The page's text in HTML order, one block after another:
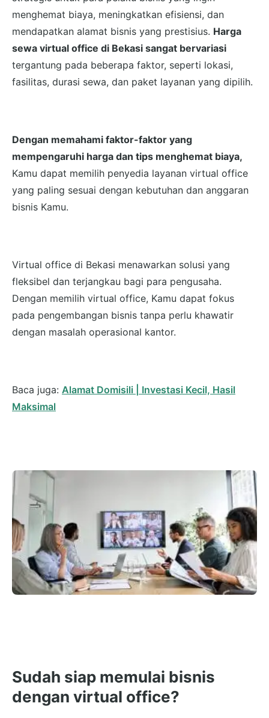
menghemat biaya, meningkatkan efisiensi, dan
mendapatkan alamat bisnis yang prestisius. Harga
sewa virtual office di Bekasi sangat bervariasi
tergantung pada beberapa faktor, seperti lokasi,
fasilitas, durasi sewa, dan paket layanan yang dipilih.
Dengan memahami faktor-faktor yang
mempengaruhi harga dan tips menghemat biaya,
Kamu dapat memilih penyedia layanan virtual office
yang paling sesuai dengan kebutuhan dan anggaran
bisnis Kamu.
Virtual office di Bekasi menawarkan solusi yang
fleksibel dan terjangkau bagi para pengusaha.
Dengan memilih virtual office, Kamu dapat fokus
pada pengembangan bisnis tanpa perlu khawatir
dengan masalah operasional kantor.
Baca juga: Alamat Domisili | Investasi Kecil, Hasil
Maksimal
Sudah siap memulai bisnis
dengan virtual office?